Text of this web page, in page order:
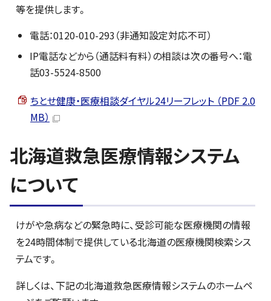
等を提供します。
電話：0120-010-293（非通知設定対応不可）
IP電話などから（通話料有料）の相談は次の番号へ：電
話03-5524-8500
ちとせ健康・医療相談ダイヤル24リーフレット （PDF 2.0
MB）
北海道救急医療情報システム
について
けがや急病などの緊急時に、受診可能な医療機関の情報
を24時間体制で提供している北海道の医療機関検索シス
テムです。
詳しくは、下記の北海道救急医療情報システムのホームペ